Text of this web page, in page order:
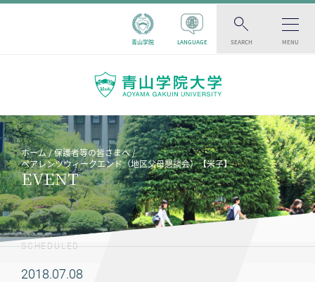
青山学院 LANGUAGE SEARCH MENU
ホーム
保護者等の皆さまへ
ペアレンツウィークエンド（地区父母懇談会）【米子】
EVENT
SCHEDULED
2018.07.08